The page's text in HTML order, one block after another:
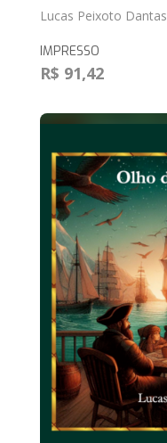
Lucas Peixoto Dantas
IMPRESSO
R$ 91,42